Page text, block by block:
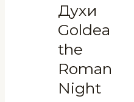
Духи
Goldea
the
Roman
Night